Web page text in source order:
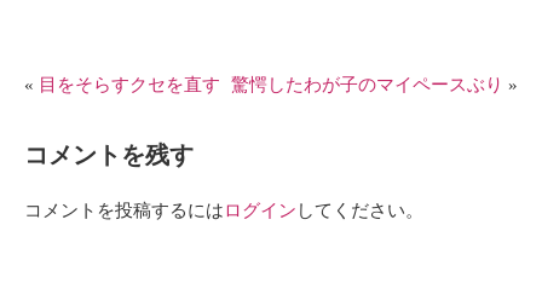
« 目をそらすクセを直す 驚愕したわが子のマイペースぶり »
コメントを残す
コメントを投稿するにはログイン してください。